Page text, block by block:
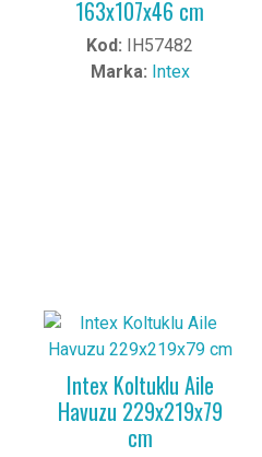
163x107x46 cm
Kod: IH57482
Marka: Intex
Intex Koltuklu Aile
Havuzu 229x219x79
cm